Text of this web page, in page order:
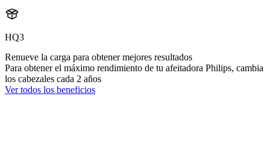
HQ3
Renueve la carga para obtener mejores resultados
Para obtener el máximo rendimiento de tu afeitadora Philips, cambia
los cabezales cada 2 años
Ver todos los beneficios